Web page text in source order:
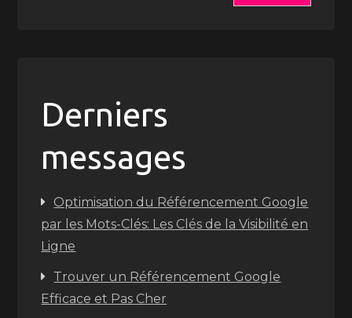
Derniers
messages
Optimisation du Référencement Google
par les Mots-Clés: Les Clés de la Visibilité en
Ligne
Trouver un Référencement Google
Efficace et Pas Cher